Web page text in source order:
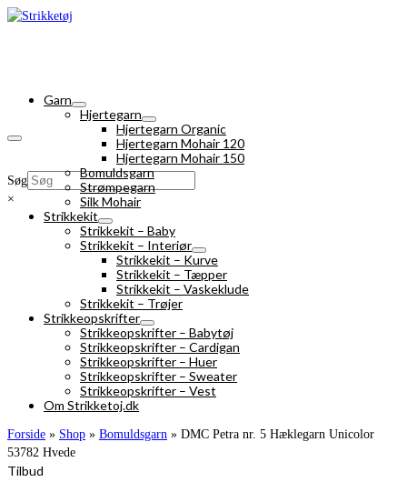
Søg
×
Garn
Hjertegarn
Hjertegarn Organic
Hjertegarn Mohair 120
Hjertegarn Mohair 150
Bomuldsgarn
Strømpegarn
Silk Mohair
Strikkekit
Strikkekit – Baby
Strikkekit – Interiør
Strikkekit – Kurve
Strikkekit – Tæpper
Strikkekit – Vaskeklude
Strikkekit – Trøjer
Strikkeopskrifter
Strikkeopskrifter – Babytøj
Strikkeopskrifter – Cardigan
Strikkeopskrifter – Huer
Strikkeopskrifter – Sweater
Strikkeopskrifter – Vest
Om Strikketoj.dk
Forside » Shop » Bomuldsgarn » DMC Petra nr. 5 Hæklegarn Unicolor
53782 Hvede
Tilbud